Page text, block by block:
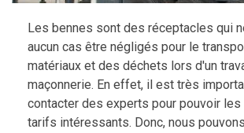
Les bennes sont des réceptacles qui
aucun cas être négligés pour le
matériaux et des déchets lors d'un
maçonnerie. En effet, il est très
contacter des experts pour pouvoir les
tarifs intéressants. Donc, nous